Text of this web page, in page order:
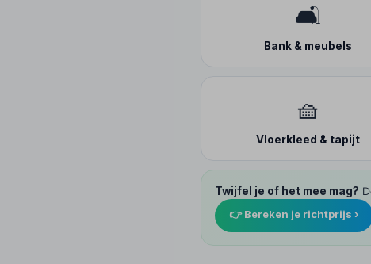
🛋️
Bank & meubels
🧺
Vloerkleed & tapijt
Twijfel je of het mee mag?
👉 Bereken je richtprijs ›